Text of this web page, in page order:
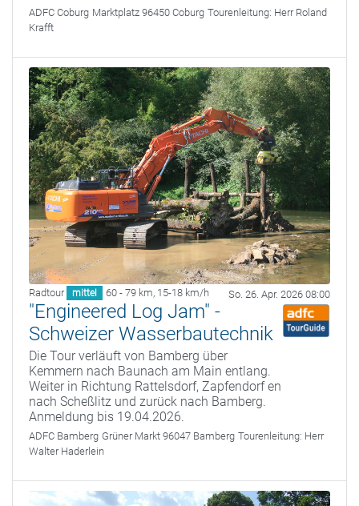
ADFC Coburg Marktplatz 96450 Coburg Tourenleitung: Herr Roland
Krafft
Radtour mittel 60 - 79 km, 15-18 km/h So. 26. Apr. 2026 08:00
"Engineered Log Jam" -
Schweizer Wasserbautechnik
Die Tour verläuft von Bamberg über
Kemmern nach Baunach am Main entlang.
Weiter in Richtung Rattelsdorf, Zapfendorf en
nach Scheßlitz und zurück nach Bamberg.
Anmeldung bis 19.04.2026.
ADFC Bamberg Grüner Markt 96047 Bamberg Tourenleitung: Herr
Walter Haderlein